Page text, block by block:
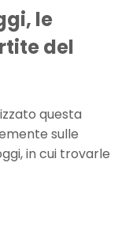
le
del
questa
sulle
in cui trovarle